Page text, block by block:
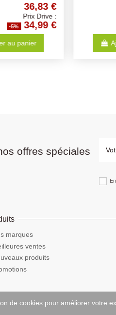
50,52 €
Prix Drive :
-5% 47,99 €
au panier
offres spéciales
marques
ventes
produits
de cookies pour améliorer votre